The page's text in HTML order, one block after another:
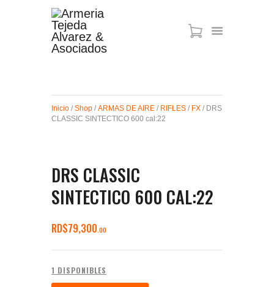
MIRAS
MUNICIONES
Inicio / Shop / ARMAS DE AIRE / RIFLES / FX / DRS
CLASSIC SINTECTICO 600 cal:22
DRS CLASSIC
SINTECTICO 600 CAL:22
RD$79,300 00
1 DISPONIBLES